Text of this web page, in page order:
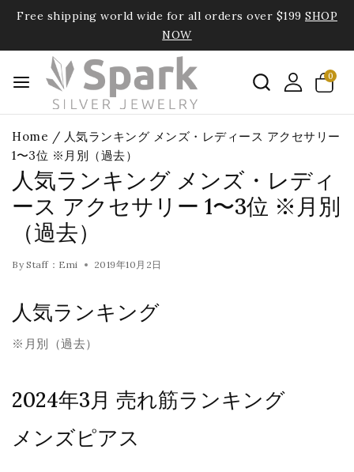
Free shipping world wide for all orders over $199 SHOP
NOW
0
Home / 人気ランキング メンズ・レディース アクセサリー
1〜3位 ※月別（過去）
人気ランキング メンズ・レディ
ース アクセサリー 1〜3位 ※月別
（過去）
By Staff：Emi 2019年10月2日
人気ランキング
※月別（過去）
2024年3月 売れ筋ランキング
メンズピアス